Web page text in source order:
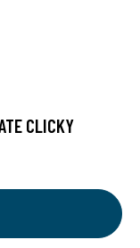
CLICKY